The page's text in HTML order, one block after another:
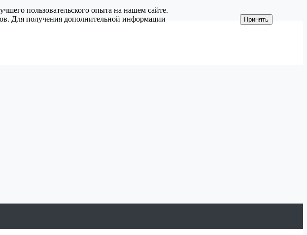
пользовательского опыта на нашем сайте.
Для получения дополнительной информации
Принять